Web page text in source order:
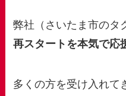
弊社（さいたま市のタ
再スタートを本気で応
多くの方を受け入れて